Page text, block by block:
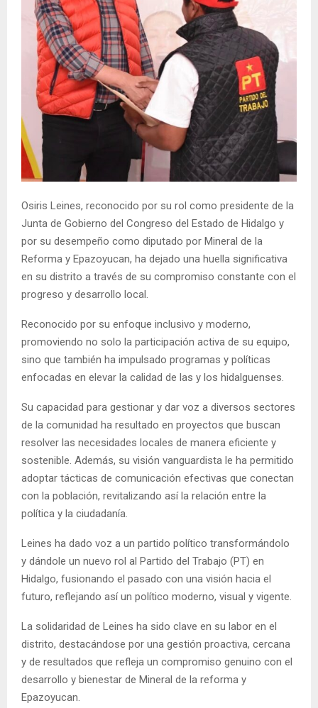
Osiris Leines, reconocido por su rol como presidente de la
Junta de Gobierno del Congreso del Estado de Hidalgo y
por su desempeño como diputado por Mineral de la
Reforma y Epazoyucan, ha dejado una huella significativa
en su distrito a través de su compromiso constante con el
progreso y desarrollo local.
Reconocido por su enfoque inclusivo y moderno,
promoviendo no solo la participación activa de su equipo,
sino que también ha impulsado programas y políticas
enfocadas en elevar la calidad de las y los hidalguenses.
Su capacidad para gestionar y dar voz a diversos sectores
de la comunidad ha resultado en proyectos que buscan
resolver las necesidades locales de manera eficiente y
sostenible. Además, su visión vanguardista le ha permitido
adoptar tácticas de comunicación efectivas que conectan
con la población, revitalizando así la relación entre la
política y la ciudadanía.
Leines ha dado voz a un partido político transformándolo
y dándole un nuevo rol al Partido del Trabajo (PT) en
Hidalgo, fusionando el pasado con una visión hacia el
futuro, reflejando así un político moderno, visual y vigente.
La solidaridad de Leines ha sido clave en su labor en el
distrito, destacándose por una gestión proactiva, cercana
y de resultados que refleja un compromiso genuino con el
desarrollo y bienestar de Mineral de la reforma y
Epazoyucan.